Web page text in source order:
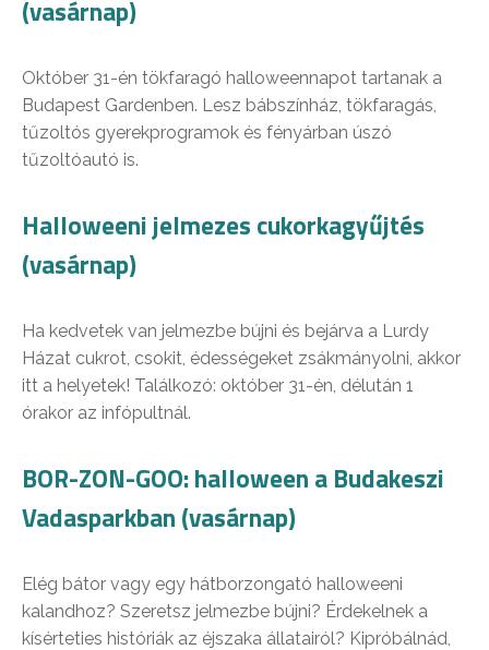
(vasárnap)
Október 31-én tökfaragó halloweennapot tartanak a
Budapest Gardenben. Lesz bábszínház, tökfaragás,
tűzoltós gyerekprogramok és fényárban úszó
tűzoltóautó is.
Halloweeni jelmezes cukorkagyűjtés
(vasárnap)
Ha kedvetek van jelmezbe bújni és bejárva a Lurdy
Házat cukrot, csokit, édességeket zsákmányolni, akkor
itt a helyetek! Találkozó: október 31-én, délután 1
órakor az infópultnál.
BOR-ZON-GOO: halloween a Budakeszi
Vadasparkban (vasárnap)
Elég bátor vagy egy hátborzongató halloweeni
kalandhoz? Szeretsz jelmezbe bújni? Érdekelnek a
kísérteties históriák az éjszaka állatairól? Kipróbálnád,